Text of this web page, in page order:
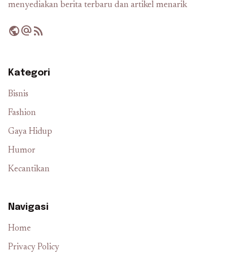
menyediakan berita terbaru dan artikel menarik
publicalternate_emailrss_feed
Kategori
Bisnis
Fashion
Gaya Hidup
Humor
Kecantikan
Navigasi
Home
Privacy Policy